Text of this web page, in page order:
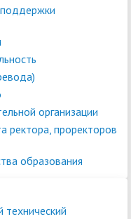
организации
ректора, проректоров
образования
технический